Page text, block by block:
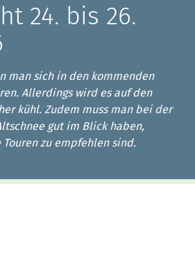
24. bis 26.
man sich in den kommenden
Allerdings wird es auf den
kühl. Zudem muss man bei der
gut im Blick haben,
Touren zu empfehlen sind.